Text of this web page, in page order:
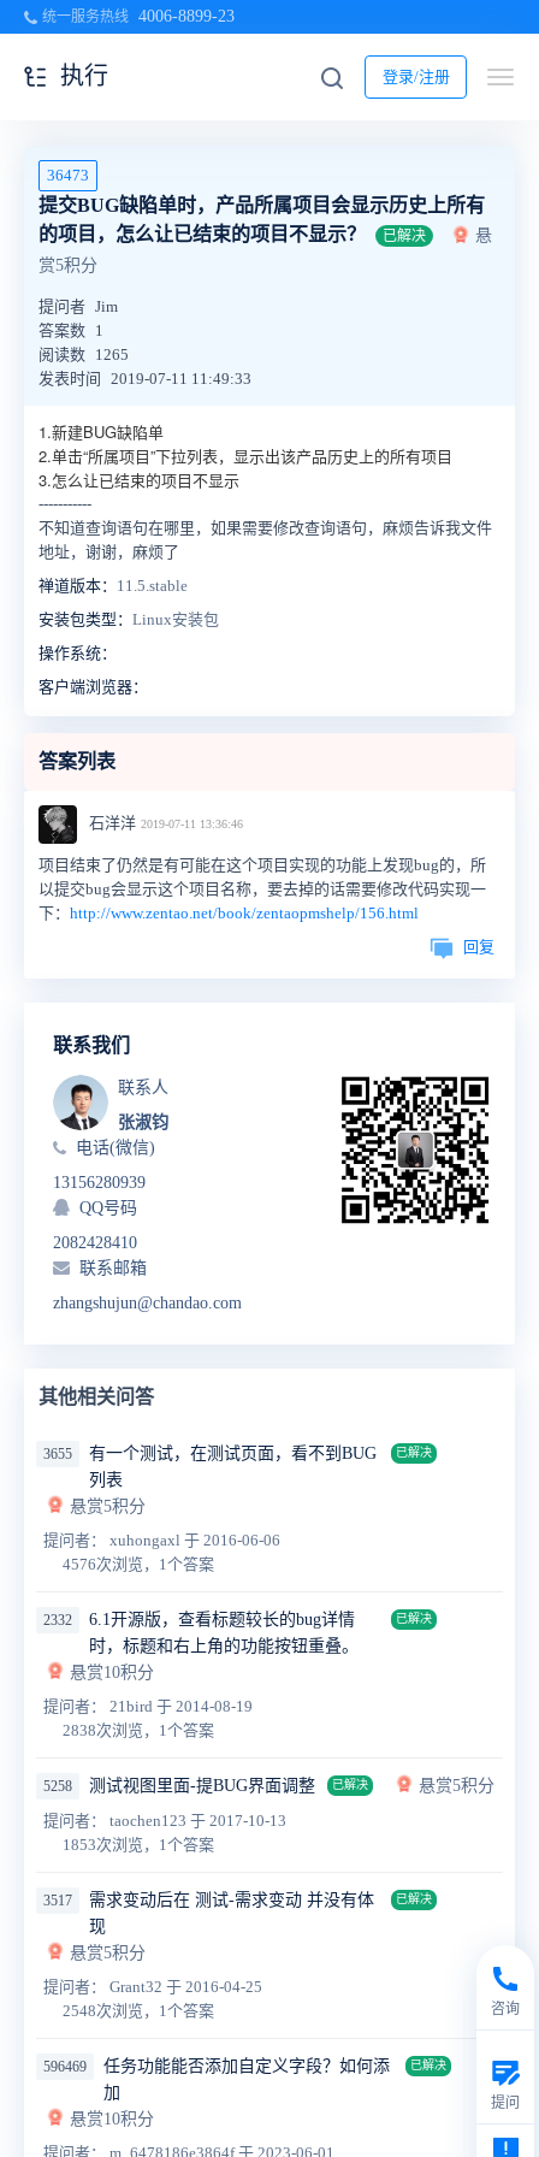
统一服务热线 4006-8899-23
登录/注册
执行
36473
提交BUG缺陷单时，产品所属项目会显示历史上所有
的项目，怎么让已结束的项目不显示？
已解决
悬
赏5积分
提问者 Jim
答案数 1
阅读数 1265
发表时间
2019-07-11 11:49:33
1.新建BUG缺陷单
2.单击“所属项目”下拉列表，显示出该产品历史上的所有项目
3.怎么让已结束的项目不显示
-----------
不知道查询语句在哪里，如果需要修改查询语句，麻烦告诉我文件
地址，谢谢，麻烦了
禅道版本： 11.5.stable
安装包类型： Linux安装包
操作系统：
客户端浏览器：
答案列表
石洋洋 2019-07-11 13:36:46
项目结束了仍然是有可能在这个项目实现的功能上发现bug的，所
以提交bug会显示这个项目名称，要去掉的话需要修改代码实现一
下： http://www.zentao.net/book/zentaopmshelp/156.html
回复
联系我们
联系人
张淑钧
电话(微信)
13156280939
QQ号码
2082428410
联系邮箱
zhangshujun@chandao.com
其他相关问答
3655
有一个测试，在测试页面，看不到BUG
列表
已解决
悬赏5积分
提问者： xuhongaxl 于 2016-06-06
4576次浏览，1个答案
2332
6.1开源版，查看标题较长的bug详情
时，标题和右上角的功能按钮重叠。
已解决
悬赏10积分
提问者： 21bird 于 2014-08-19
2838次浏览，1个答案
5258 测试视图里面-提BUG界面调整 已解决
悬赏5积分
提问者： taochen123 于 2017-10-13
1853次浏览，1个答案
3517
需求变动后在 测试-需求变动 并没有体
现
已解决
悬赏5积分
提问者： Grant32 于 2016-04-25
2548次浏览，1个答案
596469
任务功能能否添加自定义字段？如何添
加
已解决
悬赏10积分
提问者： m_6478186e3864f于 2023-06-01
咨询
提问